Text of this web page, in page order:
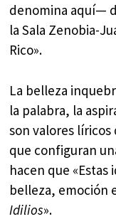
denomina aquí—
la Sala Zenobia-
Rico».
La belleza
la palabra, la
son valores líricos
que configuran
hacen que
belleza, emoción
Idilios».